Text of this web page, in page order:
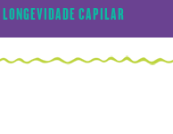
LONGEVIDADE CAPILAR